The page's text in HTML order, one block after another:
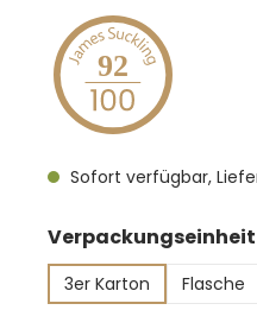
grünlichen Reflexen, belebt durch eine feine und
anhaltende Perlage. Im
Blütennoten der Linde,
weißem Pfirsich und
vertikal, würzig, fein und mit einem langen, sehr
92
Sofort verfügbar,
Verpackungseinheit
3er Karton Flasche